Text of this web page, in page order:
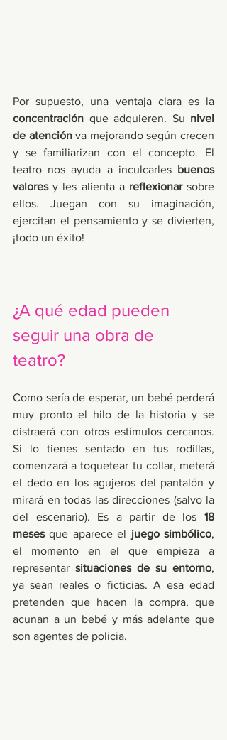
concentración que adquieren. Su nivel
de atención va mejorando según crecen
y se familiarizan con el concepto. El
teatro nos ayuda a inculcarles buenos
valores y les alienta a reflexionar sobre
ellos. Juegan con su imaginación,
ejercitan el pensamiento y se divierten,
¡todo un éxito!
¿A qué edad pueden
seguir una obra de
teatro?
Como sería de esperar, un bebé perderá
muy pronto el hilo de la historia y se
distraerá con otros estímulos cercanos.
Si lo tienes sentado en tus rodillas,
comenzará a toquetear tu collar, meterá
el dedo en los agujeros del pantalón y
mirará en todas las direcciones (salvo la
del escenario). Es a partir de los 18
meses que aparece el juego simbólico,
el momento en el que empieza a
representar situaciones de su entorno,
ya sean reales o ficticias. A esa edad
pretenden que hacen la compra, que
acunan a un bebé y más adelante que
son agentes de policia.